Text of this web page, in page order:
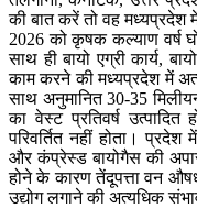
की बात करें तो वह मध्यप्रदेश
2026 को कृषक कल्याण वर्ष
साथ ही बायो एग्री कार्य,
काम करने की मध्यप्रदेश में
साथ अनुमानित 30-35
का वेस्ट प्रतिवर्ष
परिवर्तित नहीं होता।
और कंप्रेस्ड बायोगैस की
होने के कारण तेंदूपत्ता वन
उद्योग लगाने की अत्यधिक